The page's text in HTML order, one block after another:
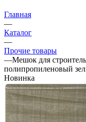
Главная
—
Каталог
—
Прочие товары
—Мешок для
полипропиленовый
Новинка